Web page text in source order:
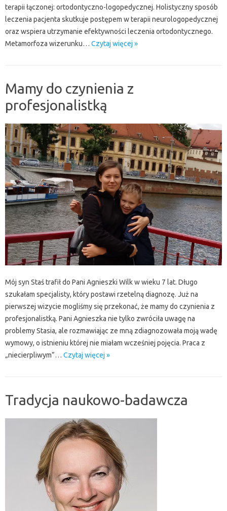
terapii łączonej: ortodontyczno-logopedycznej. Holistyczny sposób
leczenia pacjenta skutkuje postępem w terapii neurologopedycznej
oraz wspiera utrzymanie efektywności leczenia ortodontycznego.
Metamorfoza wizerunku… Czytaj więcej »
Mamy do czynienia z
profesjonalistką
Mój syn Staś trafił do Pani Agnieszki Wilk w wieku 7 lat. Długo
szukałam specjalisty, który postawi rzetelną diagnozę. Już na
pierwszej wizycie mogliśmy się przekonać, że mamy do czynienia z
profesjonalistką. Pani Agnieszka nie tylko zwróciła uwagę na
problemy Stasia, ale rozmawiając ze mną zdiagnozowała moją wadę
wymowy, o istnieniu której nie miałam wcześniej pojęcia. Praca z
„niecierpliwym”… Czytaj więcej »
Tradycja naukowo-badawcza